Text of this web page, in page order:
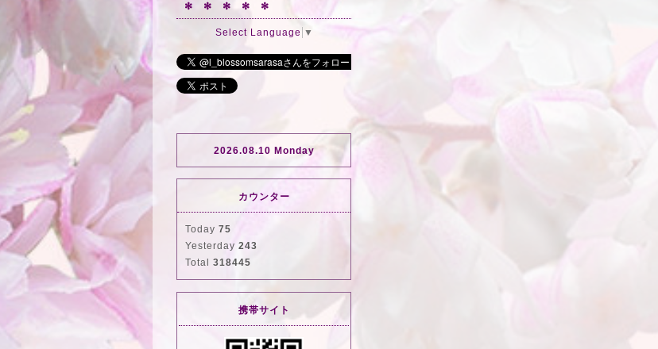
✻ ✻ ✻ ✻ ✻
Select Language ▼
2026.08.10 Monday
カウンター
Today 75
Yesterday 243
Total 318445
携帯サイト